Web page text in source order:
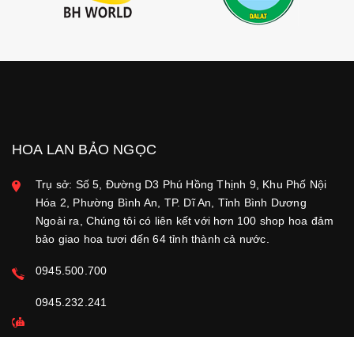
HOA LAN BẢO NGỌC
Trụ sở: Số 5, Đường D3 Phú Hồng Thịnh 9, Khu Phố Nội
Hóa 2, Phường Bình An, TP. Dĩ An, Tỉnh Bình Dương
Ngoài ra, Chúng tôi có liên kết với hơn 100 shop hoa đảm
bảo giao hoa tươi đến 64 tỉnh thành cả nước.
0945.500.700
0945.232.241